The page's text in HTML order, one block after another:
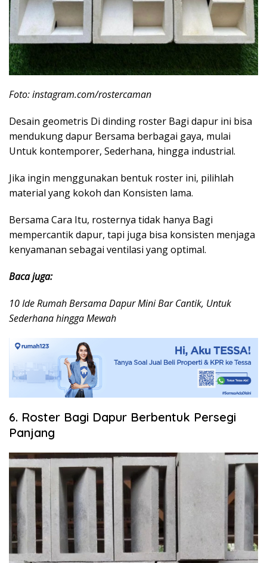
Foto: instagram.com/rostercaman
Desain geometris Di dinding roster Bagi dapur ini bisa
mendukung dapur Bersama berbagai gaya, mulai
Untuk kontemporer, Sederhana, hingga industrial.
Jika ingin menggunakan bentuk roster ini, pilihlah
material yang kokoh dan Konsisten lama.
Bersama Cara Itu, rosternya tidak hanya Bagi
mempercantik dapur, tapi juga bisa konsisten menjaga
kenyamanan sebagai ventilasi yang optimal.
Baca juga:
10 Ide Rumah Bersama Dapur Mini Bar Cantik, Untuk
Sederhana hingga Mewah
6. Roster Bagi Dapur Berbentuk Persegi
Panjang